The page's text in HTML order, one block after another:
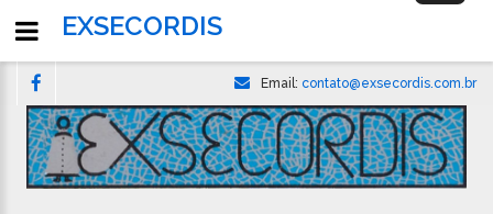
Email: contato@exsecordis.com.br
EXSECORDIS